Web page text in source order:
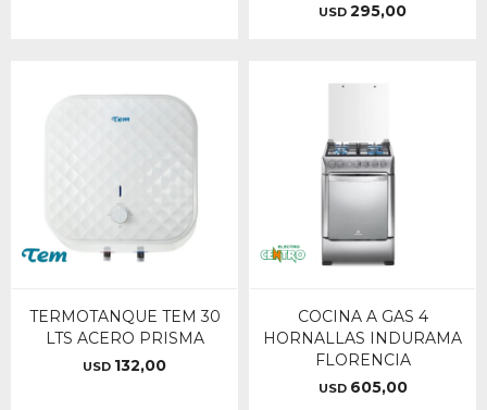
USD 295,00
TERMOTANQUE TEM 30
LTS ACERO PRISMA
USD 132,00
COCINA A GAS 4
HORNALLAS INDURAMA
FLORENCIA
USD 605,00